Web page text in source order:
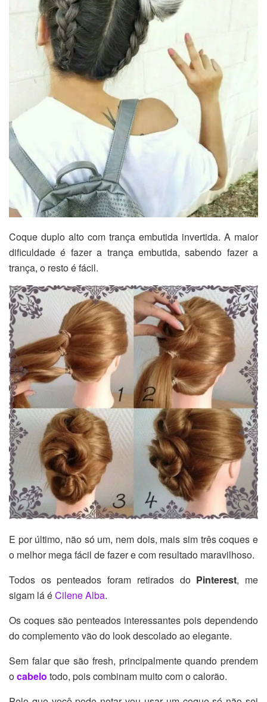
Coque duplo alto com trança embutida invertida. A maior
dificuldade é fazer a trança embutida, sabendo fazer a
trança, o resto é fácil.
E por último, não só um, nem dois, mais sim três coques e
o melhor mega fácil de fazer e com resultado maravilhoso.
Todos os penteados foram retirados do Pinterest, me
sigam lá éCilene Alba.
Os coques são penteados interessantes pois dependendo
do complemento vão do look descolado ao elegante.
Sem falar que são fresh, principalmente quando prendem
ocabelo todo, pois combinam muito com o calorão.